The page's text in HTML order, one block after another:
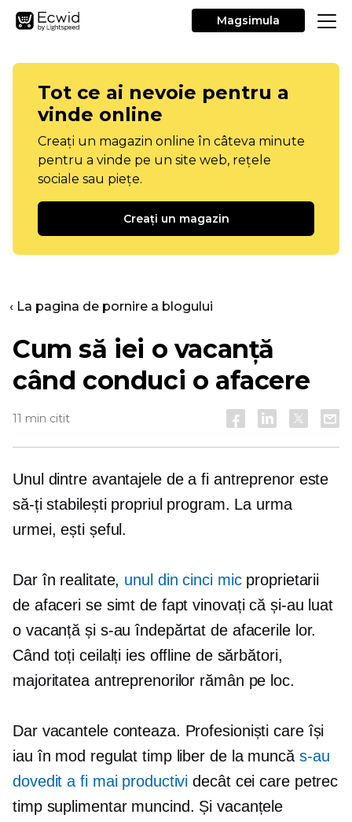
Magsimula
Tot ce ai nevoie pentru a
vinde online
Creați un magazin online în câteva minute
pentru a vinde pe un site web, rețele
sociale sau piețe.
Creați un magazin
‹ La pagina de pornire a blogului
Cum să iei o vacanță
când conduci o afacere
11 min citit
Unul dintre avantajele de a fi antreprenor este
să-ți stabilești propriul program. La urma
urmei, ești șeful.
Dar în realitate, unul din cinci micproprietarii
de afaceri se simt de fapt vinovați că și-au luat
o vacanță și s-au îndepărtat de afacerile lor.
Când toți ceilalți ies offline de sărbători,
majoritatea antreprenorilor rămân pe loc.
Dar vacantele conteaza. Profesioniști care își
iau în mod regulat timp liber de la muncă s-au
dovedit a fi mai productivi decât cei care petrec
timp suplimentar muncind. Și vacanțele